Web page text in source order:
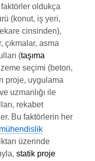
oldukça
(konut, iş yeri,
cinsinden),
çıkmalar, asma
(taşıma
seçimi (beton,
proje, uygulama
uzmanlığı ile
rekabet
Bu faktörlerin her
mühendislik
üzerinde
statik proje